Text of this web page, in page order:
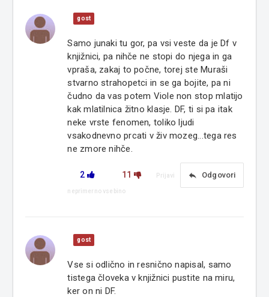
gost
Samo junaki tu gor, pa vsi veste da je Df v
knjižnici, pa nihče ne stopi do njega in ga
vpraša, zakaj to počne, torej ste Muraši
stvarno strahopetci in se ga bojite, pa ni
čudno da vas potem Viole non stop mlatijo
kak mlatilnica žitno klasje. DF, ti si pa itak
neke vrste fenomen, toliko ljudi
vsakodnevno prcati v živ mozeg...tega res
ne zmore nihče.
2 11 reply Odgovori
Prijavi
neprimerno vsebino
gost
Vse si odlično in resnično napisal, samo
tistega človeka v knjižnici pustite na miru,
ker on ni DF.